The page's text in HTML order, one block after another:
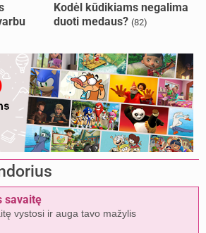
Kodėl kūdikiams negalima
duoti medaus? (82)
savaitę
vystosi ir auga tavo mažylis